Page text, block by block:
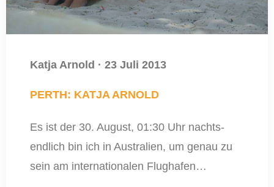
Katja Arnold · 23 Juli 2013
PERTH: KATJA ARNOLD
Es ist der 30. August, 01:30 Uhr nachts-
endlich bin ich in Australien, um genau zu
sein am internationalen Flughafen…